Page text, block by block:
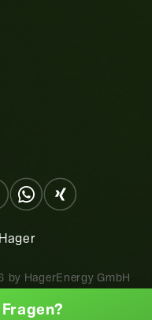
by HagerEnergy GmbH
Fragen?